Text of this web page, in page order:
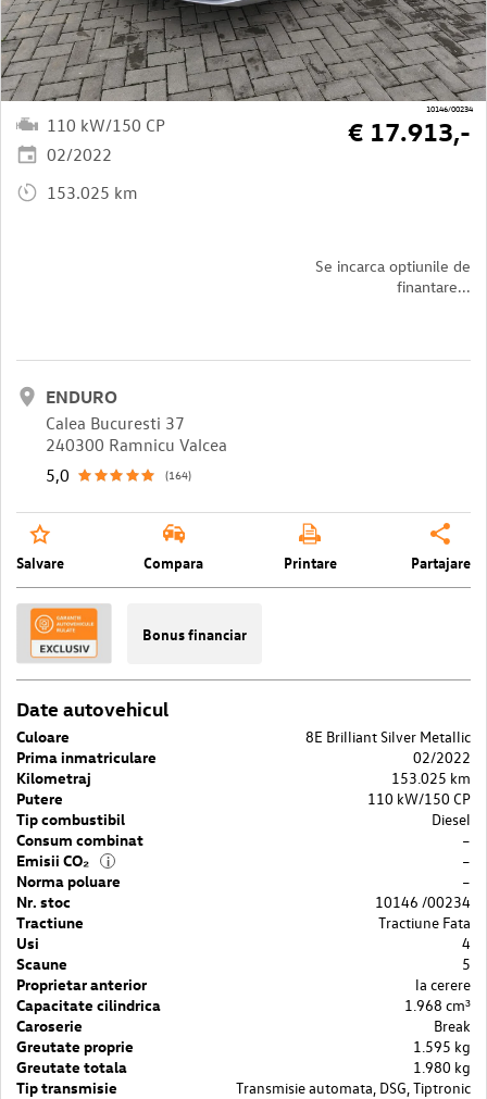
10146/00234
110 kW/150 CP
02/2022
153.025 km
Se incarca optiunile de
finantare...
€ 17.913,-
ENDURO
Calea Bucuresti 37
240300 Ramnicu Valcea
5,0
(164)
Salvare Compara Printare Partajare
Bonus financiar
Date autovehicul
Culoare
8E Brilliant Silver Metallic
Prima inmatriculare
02/2022
Kilometraj
153.025 km
Putere
110 kW/150 CP
Tip combustibil
Diesel
Consum combinat
–
Emisii CO₂
i
–
Norma poluare
–
Nr. stoc
10146 /00234
Tractiune
Tractiune Fata
Usi
4
Scaune
5
Proprietar anterior
la cerere
Capacitate cilindrica
1.968 cm³
Caroserie
Break
Greutate proprie
1.595 kg
Greutate totala
1.980 kg
Tip transmisie
Transmisie automata, DSG, Tiptronic